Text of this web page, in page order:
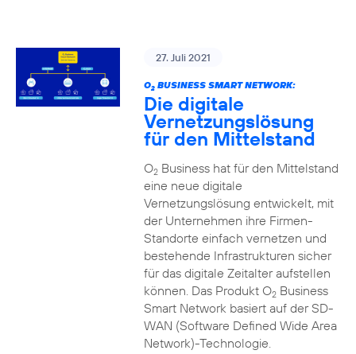
27. Juli 2021
O2BUSINESS SMART NETWORK:
Die digitale
Vernetzungslösung
für den Mittelstand
O2Business hat für den Mittelstand
eine neue digitale
Vernetzungslösung entwickelt, mit
der Unternehmen ihre Firmen-
Standorte einfach vernetzen und
bestehende Infrastrukturen sicher
für das digitale Zeitalter aufstellen
können. Das Produkt O2Business
Smart Network basiert auf der SD-
WAN (Software Defined Wide Area
Network)-Technologie.